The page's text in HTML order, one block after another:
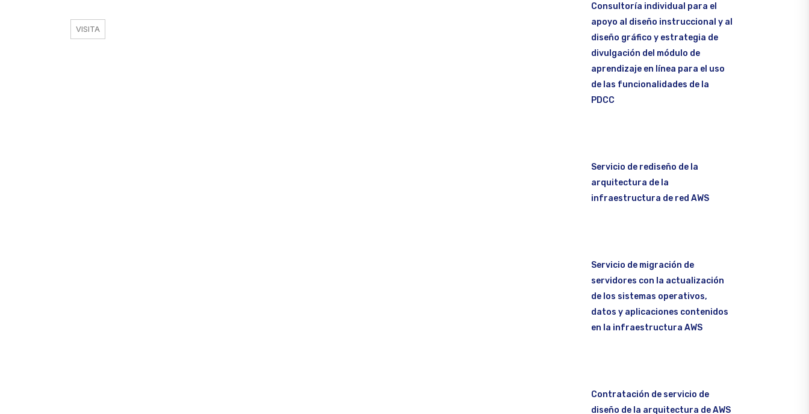
VISITA
Consultoría individual para el
apoyo al diseño instruccional y al
diseño gráfico y estrategia de
divulgación del módulo de
aprendizaje en línea para el uso
de las funcionalidades de la
PDCC
Servicio de rediseño de la
arquitectura de la
infraestructura de red AWS
Servicio de migración de
servidores con la actualización
de los sistemas operativos,
datos y aplicaciones contenidos
en la infraestructura AWS
Contratación de servicio de
diseño de la arquitectura de AWS